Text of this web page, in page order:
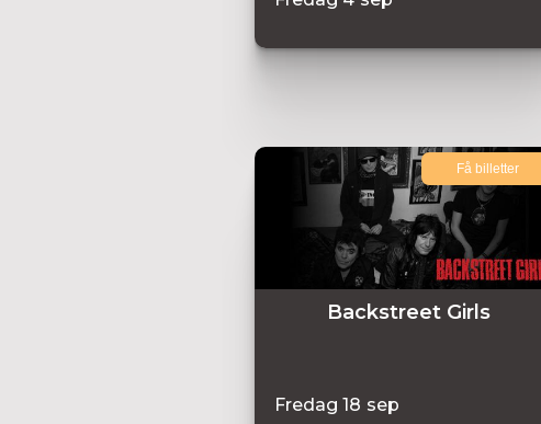
Backstreet Girls
Fredag 18 sep
Få billetter